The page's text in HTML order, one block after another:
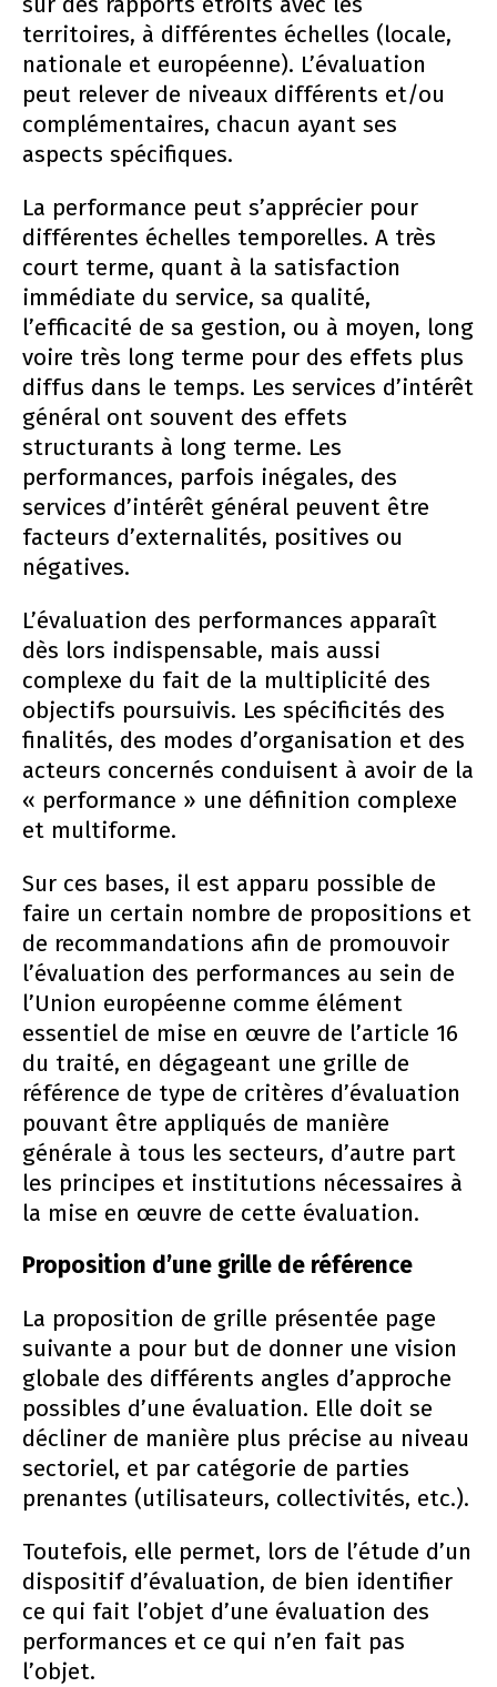
territoires, à différentes échelles (locale,
nationale et européenne). L’évaluation
peut relever de niveaux différents et/ou
complémentaires, chacun ayant ses
aspects spécifiques.
La performance peut s’apprécier pour
différentes échelles temporelles. A très
court terme, quant à la satisfaction
immédiate du service, sa qualité,
l’efficacité de sa gestion, ou à moyen, long
voire très long terme pour des effets plus
diffus dans le temps. Les services d’intérêt
général ont souvent des effets
structurants à long terme. Les
performances, parfois inégales, des
services d’intérêt général peuvent être
facteurs d’externalités, positives ou
négatives.
L’évaluation des performances apparaît
dès lors indispensable, mais aussi
complexe du fait de la multiplicité des
objectifs poursuivis. Les spécificités des
finalités, des modes d’organisation et des
acteurs concernés conduisent à avoir de la
« performance » une définition complexe
et multiforme.
Sur ces bases, il est apparu possible de
faire un certain nombre de propositions et
de recommandations afin de promouvoir
l’évaluation des performances au sein de
l’Union européenne comme élément
essentiel de mise en œuvre de l’article 16
du traité, en dégageant une grille de
référence de type de critères d’évaluation
pouvant être appliqués de manière
générale à tous les secteurs, d’autre part
les principes et institutions nécessaires à
la mise en œuvre de cette évaluation.
Proposition d’une grille de référence
La proposition de grille présentée page
suivante a pour but de donner une vision
globale des différents angles d’approche
possibles d’une évaluation. Elle doit se
décliner de manière plus précise au niveau
sectoriel, et par catégorie de parties
prenantes (utilisateurs, collectivités, etc.).
Toutefois, elle permet, lors de l’étude d’un
dispositif d’évaluation, de bien identifier
ce qui fait l’objet d’une évaluation des
performances et ce qui n’en fait pas
l’objet.